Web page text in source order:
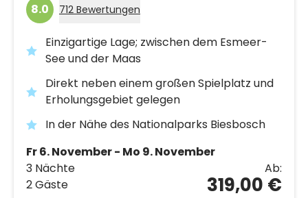
8.0 712 Bewertungen
Einzigartige Lage; zwischen dem Esmeer-
See und der Maas
Direkt neben einem großen Spielplatz und
Erholungsgebiet gelegen
In der Nähe des Nationalparks Biesbosch
Fr 6. November - Mo 9. November
3 Nächte
2 Gäste
Ab:
319,00 €